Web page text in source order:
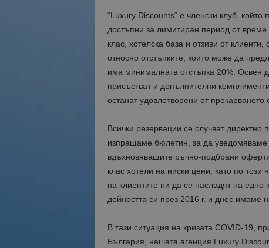
“Luxury Discounts“ е членски клуб, който
достъпни за лимитиран период от
клас, хотелска база и отзиви от
относно отстъпките, които може да
има минималната отстъпка 20%. Освен
присъстват и допълнителни
останат удовлетворени от прекарването
Всички резервации се случват
изпращаме бюлетин, за да уведомяваме
вдъхновяващите ръчно-подбрани
клас хотели на ниски цени, като по
на клиентите ни да се насладят на едно
дейността си през 2016 г. и днес имаме
В тази ситуация на кризата COVID-19,
България, нашата агенция Luxury